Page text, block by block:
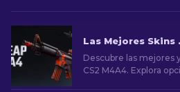
Las
Descubre las mejores
CS2 M4A4. Explora